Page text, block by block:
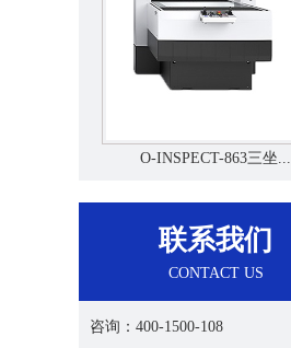
O-INSPECT-863三坐...
联系我们
CONTACT US
咨询：400-1500-108